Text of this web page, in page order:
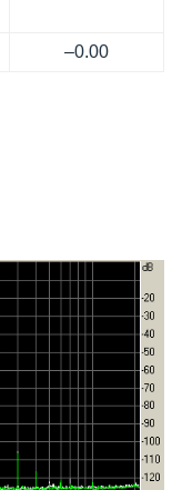
–0.00